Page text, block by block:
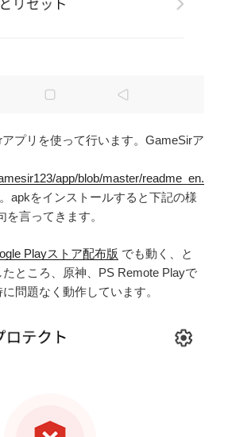
プリを使って行います。GameSirア
app/blob/master/readme_en.
apkをインストールすると下記の様
を言ってきます。
Playストア配布版 でも動く、と
ところ、原神、PS Remote Playで
問題なく動作しています。